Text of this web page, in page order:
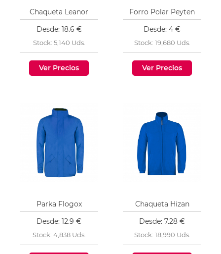
Chaqueta Leanor
Desde: 18.6 €
Stock: 5,140 Uds.
Ver Precios
Forro Polar Peyten
Desde: 4 €
Stock: 19,680 Uds.
Ver Precios
Parka Flogox
Desde: 12.9 €
Stock: 4,838 Uds.
Chaqueta Hizan
Desde: 7.28 €
Stock: 18,990 Uds.